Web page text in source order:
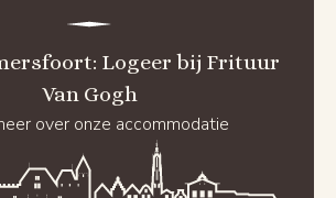
Logeer bij Frituur
Van Gogh
over onze accommodatie